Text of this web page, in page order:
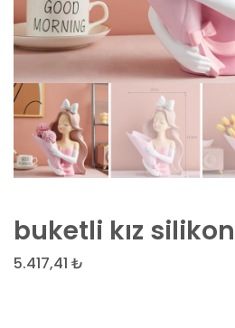
buketli kız
5.417,41 ₺